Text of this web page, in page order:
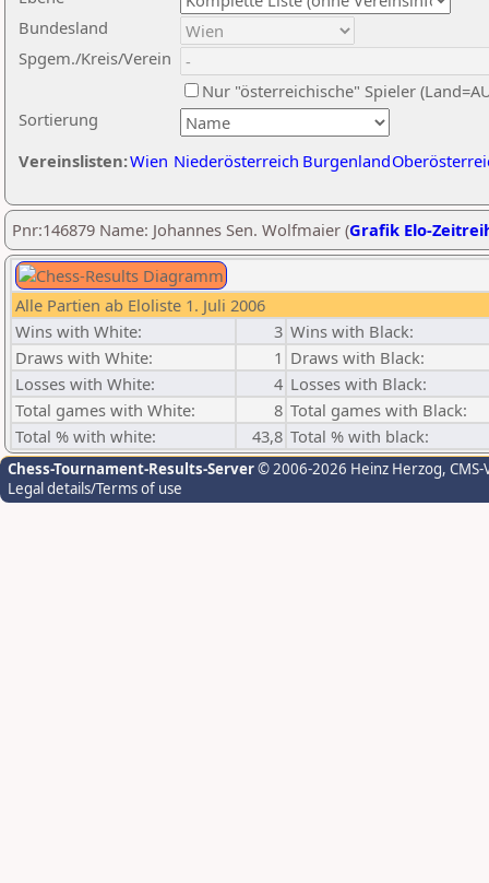
Sortierung
Bundesland
Spgem./Kreis/Verein
Nur "österreichische" Spieler
Vereinslisten:Wien Niederösterreich Burgenland
Pnr:146879 Name: Johannes Sen. Wolfmaier (Grafik Elo-
Alle Partien ab Eloliste 1. Juli 2006
Wins with White:
3 Wins with Black:
Draws with White:
1 Draws with Black:
Losses with White:
4 Losses with Black:
Total games with White:
8 Total games with Black:
Total % with white:
43,8 Total % with black:
Chess-Tournament-Results-Server© 2006-2026 Heinz Herzog,
Legal details/Terms of use